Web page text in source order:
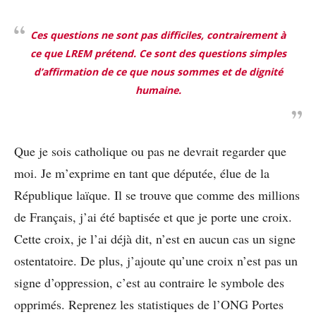
Ces questions ne sont pas difficiles, contrairement à
ce que LREM prétend. Ce sont des questions simples
d’affirmation de ce que nous sommes et de dignité
humaine.
Que je sois catholique ou pas ne devrait regarder que
moi. Je m’exprime en tant que députée, élue de la
République laïque. Il se trouve que comme des millions
de Français, j’ai été baptisée et que je porte une croix.
Cette croix, je l’ai déjà dit, n’est en aucun cas un signe
ostentatoire. De plus, j’ajoute qu’une croix n’est pas un
signe d’oppression, c’est au contraire le symbole des
opprimés. Reprenez les statistiques de l’ONG Portes